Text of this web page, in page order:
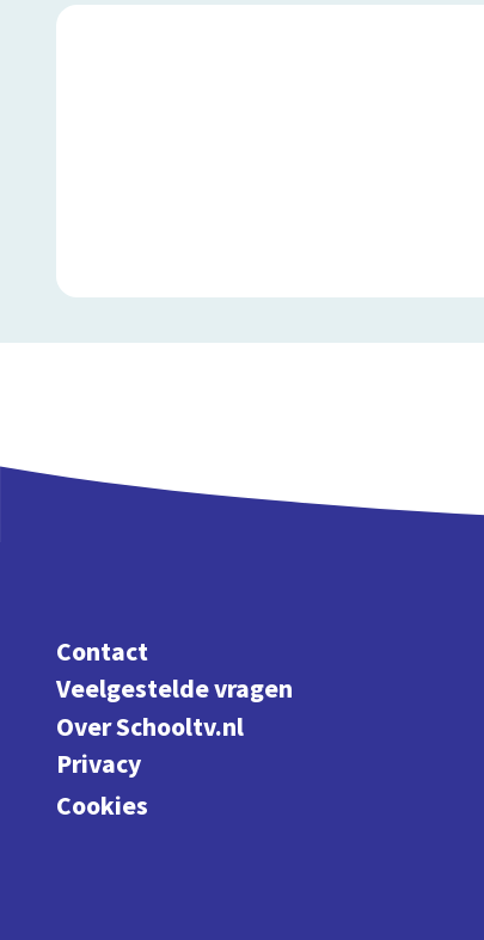
Contact
Veelgestelde vragen
Over Schooltv.nl
Privacy
Cookies